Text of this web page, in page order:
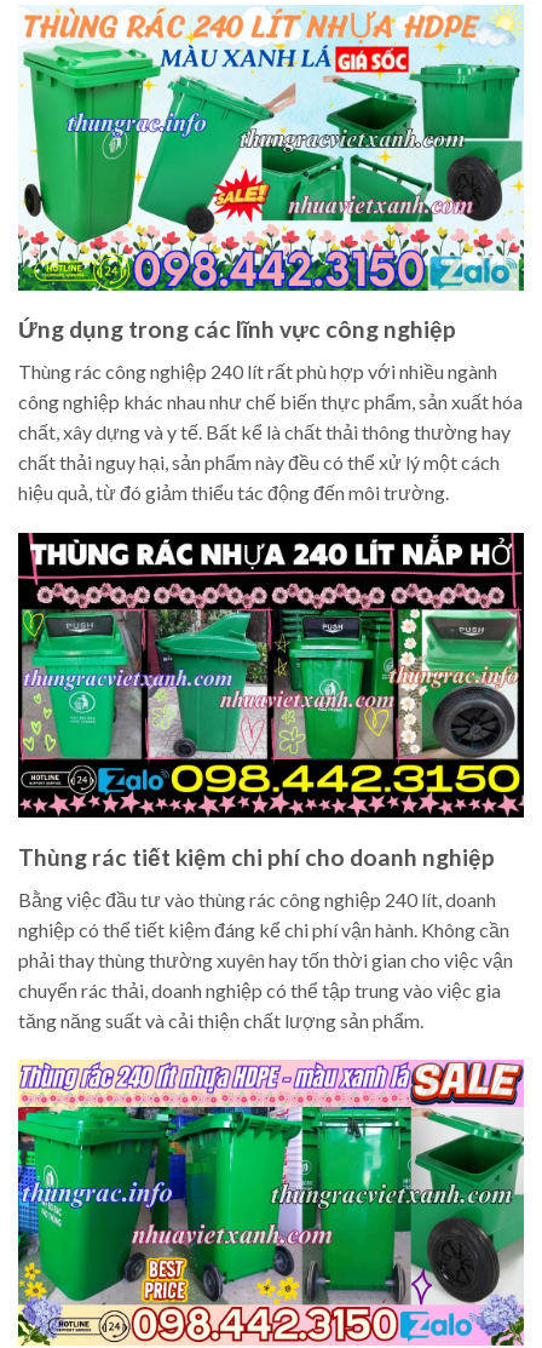
Ứng dụng trong các lĩnh vực công nghiệp
Thùng rác công nghiệp 240 lít rất phù hợp với nhiều ngành
công nghiệp khác nhau như chế biến thực phẩm, sản xuất hóa
chất, xây dựng và y tế. Bất kể là chất thải thông thường hay
chất thải nguy hại, sản phẩm này đều có thể xử lý một cách
hiệu quả, từ đó giảm thiểu tác động đến môi trường.
Thùng rác tiết kiệm chi phí cho doanh nghiệp
Bằng việc đầu tư vào thùng rác công nghiệp 240 lít, doanh
nghiệp có thể tiết kiệm đáng kể chi phí vận hành. Không cần
phải thay thùng thường xuyên hay tốn thời gian cho việc vận
chuyển rác thải, doanh nghiệp có thể tập trung vào việc gia
tăng năng suất và cải thiện chất lượng sản phẩm.